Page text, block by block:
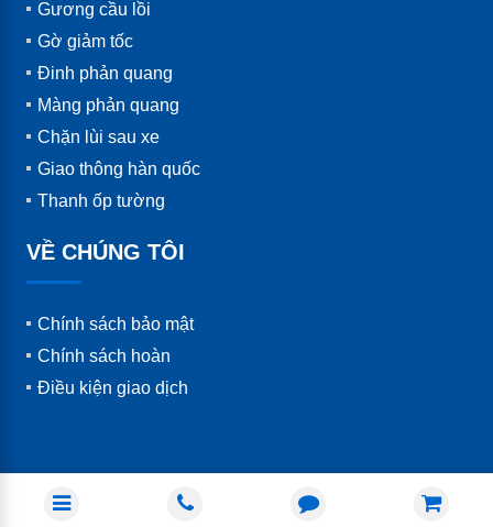
Gương cầu lồi
Gờ giảm tốc
Đinh phản quang
Màng phản quang
Chặn lùi sau xe
Giao thông hàn quốc
Thanh ốp tường
VỀ CHÚNG TÔI
Chính sách bảo mật
Chính sách hoàn
Điều kiện giao dịch